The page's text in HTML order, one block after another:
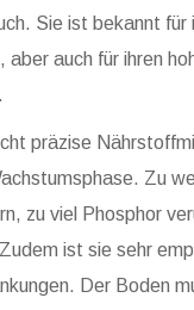
. Sie ist bekannt für
aber auch für ihren
präzise
Zu
zu viel Phosphor
ist sie sehr
Der Boden